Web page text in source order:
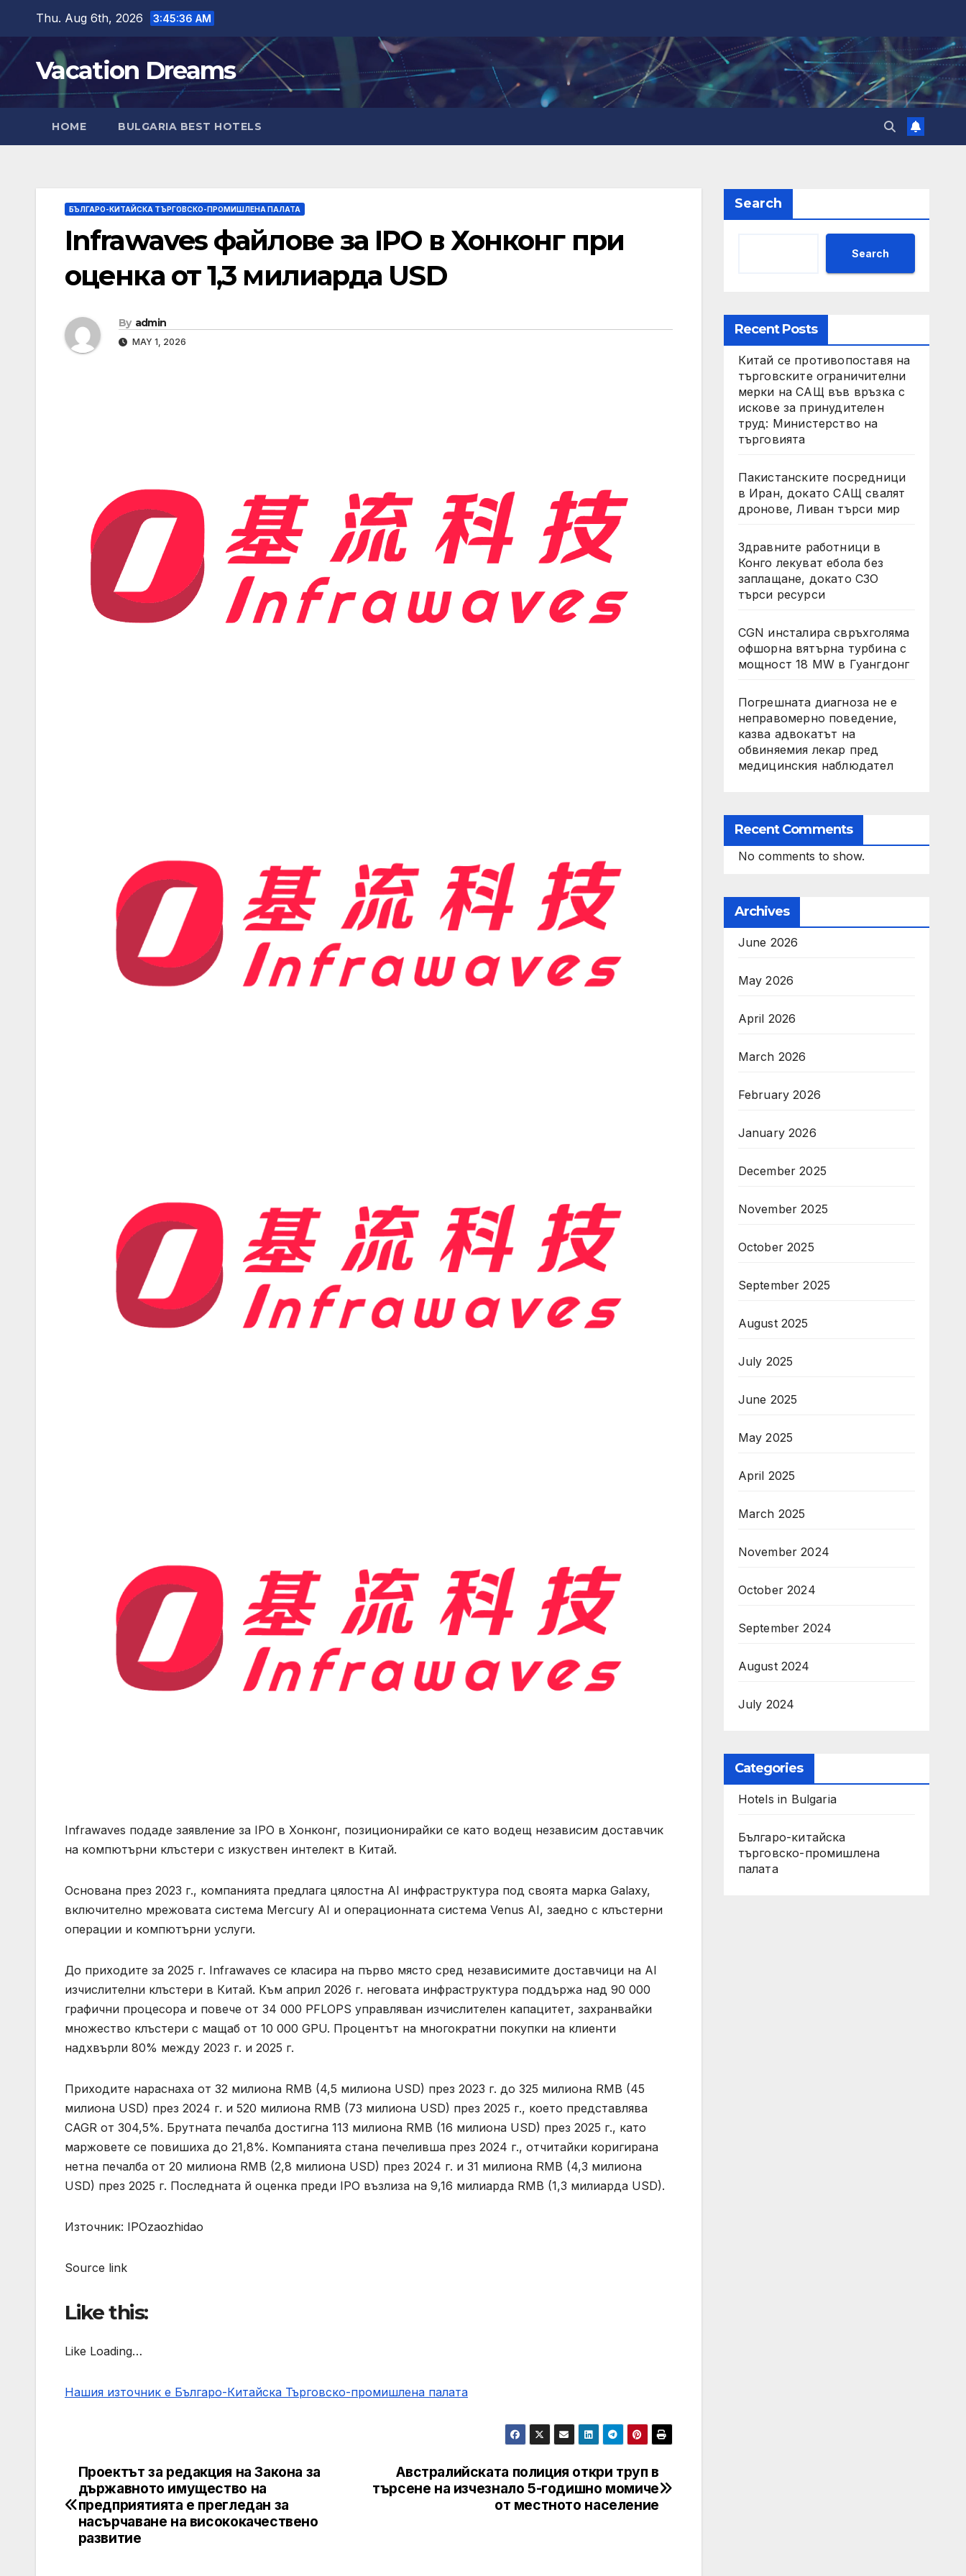
content
Thu. Aug 6th, 2026 3:45:37 AM
Vacation Dreams
HOME BULGARIA BEST HOTELS
БЪЛГАРО-КИТАЙСКА ТЪРГОВСКО-ПРОМИШЛЕНА ПАЛАТА
Infrawaves файлове за IPO в Хонконг при
оценка от 1,3 милиарда USD
By admin
MAY 1, 2026
Infrawaves подаде заявление за IPO в Хонконг, позиционирайки се като водещ независим доставчик
на компютърни клъстери с изкуствен интелект в Китай.
Основана през 2023 г., компанията предлага цялостна AI инфраструктура под своята марка Galaxy,
включително мрежовата система Mercury AI и операционната система Venus AI, заедно с клъстерни
операции и компютърни услуги.
До приходите за 2025 г. Infrawaves се класира на първо място сред независимите доставчици на AI
изчислителни клъстери в Китай. Към април 2026 г. неговата инфраструктура поддържа над 90 000
графични процесора и повече от 34 000 PFLOPS управляван изчислителен капацитет, захранвайки
множество клъстери с мащаб от 10 000 GPU. Процентът на многократни покупки на клиенти
надхвърли 80% между 2023 г. и 2025 г.
Приходите нараснаха от 32 милиона RMB (4,5 милиона USD) през 2023 г. до 325 милиона RMB (45
милиона USD) през 2024 г. и 520 милиона RMB (73 милиона USD) през 2025 г., което представлява
CAGR от 304,5%. Брутната печалба достигна 113 милиона RMB (16 милиона USD) през 2025 г., като
маржовете се повишиха до 21,8%. Компанията стана печеливша през 2024 г., отчитайки коригирана
нетна печалба от 20 милиона RMB (2,8 милиона USD) през 2024 г. и 31 милиона RMB (4,3 милиона
USD) през 2025 г. Последната й оценка преди IPO възлиза на 9,16 милиарда RMB (1,3 милиарда USD).
Източник: IPOzaozhidao
Source link
Like this:
Like Loading…
Нашия източник е Българо-Китайска Търговско-промишлена палaта
Post
navigation
Австралийската полиция откри труп в
търсене на изчезнало 5-годишно момиче
от местното население
Проектът за редакция на Закона за
държавното имущество на
предприятията е прегледан за
насърчаване на висококачествено
развитие
Search
Search
Recent Posts
Китай се противопоставя на
търговските ограничителни
мерки на САЩ във връзка с
искове за принудителен
труд: Министерство на
търговията
Пакистанските посредници
в Иран, докато САЩ свалят
дронове, Ливан търси мир
Здравните работници в
Конго лекуват ебола без
заплащане, докато СЗО
търси ресурси
CGN инсталира свръхголяма
офшорна вятърна турбина с
мощност 18 MW в Гуангдонг
Погрешната диагноза не е
неправомерно поведение,
казва адвокатът на
обвиняемия лекар пред
медицинския наблюдател
Recent Comments
No comments to show.
Archives
June 2026
May 2026
April 2026
March 2026
February 2026
January 2026
December 2025
November 2025
October 2025
September 2025
August 2025
July 2025
June 2025
May 2025
April 2025
March 2025
November 2024
October 2024
September 2024
August 2024
July 2024
Categories
Hotels in Bulgaria
Българо-китайска
търговско-промишлена
палата